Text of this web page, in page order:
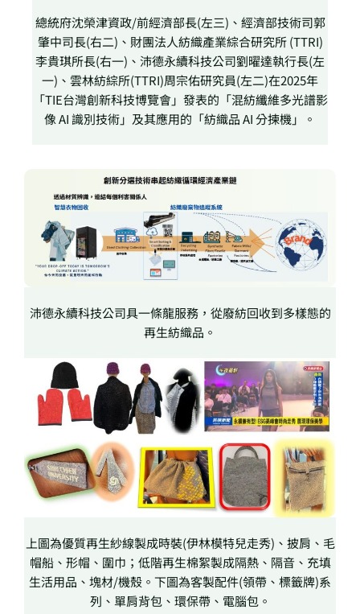
總統府沈榮津資政/前經濟部長(左三)、經濟部技術司郭
肇中司長(右二)、財團法人紡織產業綜合研究所 (TTRI)
李貴琪所長(右一)、沛德永續科技公司劉曜達執行長(左
一)、雲林紡綜所(TTRI)周宗佑研究員(左二)在2025年
「TIE台灣創新科技博覽會」發表的「混紡纖維多光譜影
像 AI 識別技術」及其應用的「紡織品 AI 分揀機」。
沛德永續科技公司具一條龍服務，從廢紡回收到多樣態的
再生紡織品。
上圖為優質再生紗線製成時裝(伊林模特兒走秀)、披肩、毛
帽船、形帽、圍巾；低階再生棉絮製成隔熱、隔音、充填
生活用品、塊材/機殼。下圖為客製配件(領帶、標籤牌)系
列、單肩背包、環保帶、電腦包。